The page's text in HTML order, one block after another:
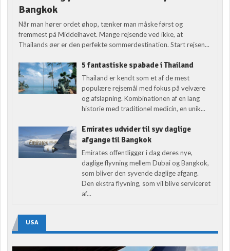
Bangkok
Når man hører ordet øhop, tænker man måske først og
fremmest på Middelhavet. Mange rejsende ved ikke, at
Thailands øer er den perfekte sommerdestination. Start rejsen...
5 fantastiske spabade i Thailand
Thailand er kendt som et af de mest
populære rejsemål med fokus på velvære
og afslapning. Kombinationen af en lang
historie med traditionel medicin, en unik...
Emirates udvider til syv daglige
afgange til Bangkok
Emirates offentliggør i dag deres nye,
daglige flyvning mellem Dubai og Bangkok,
som bliver den syvende daglige afgang.
Den ekstra flyvning, som vil blive serviceret
af...
USA